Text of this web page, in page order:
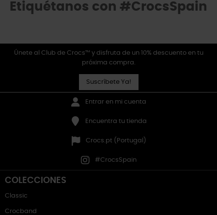
Etiquétanos con #CrocsSpain
Únete al Club de Crocs™ y disfruta de un 10% descuento en tu
próxima compra.
Suscríbete Ya!
Entrar en mi cuenta
Encuentra tu tienda
Crocs.pt (Portugal)
#CrocsSpain
COLECCIONES
Classic
Crocband